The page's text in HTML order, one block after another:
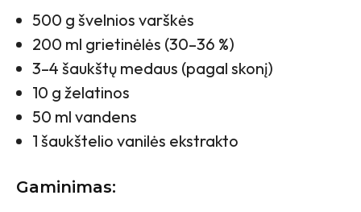
500 g švelnios varškės
200 ml grietinėlės (30–36 %)
3–4 šaukštų medaus (pagal skonį)
10 g želatinos
50 ml vandens
1 šaukštelio vanilės ekstrakto
Gaminimas: